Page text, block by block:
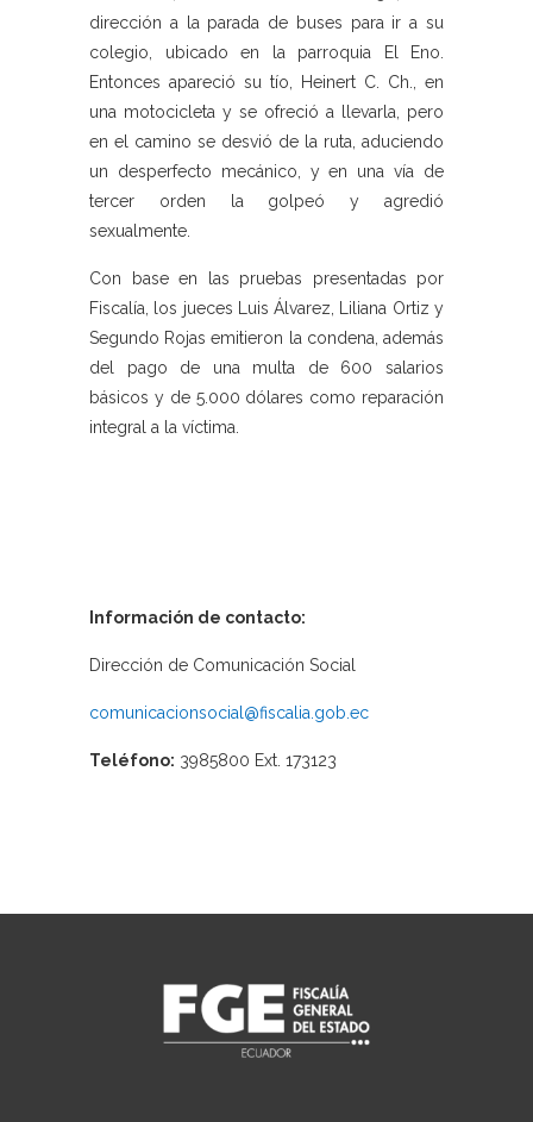
dirección a la parada de buses para ir a su
colegio, ubicado en la parroquia El Eno.
Entonces apareció su tío, Heinert C. Ch., en
una motocicleta y se ofreció a llevarla, pero
en el camino se desvió de la ruta, aduciendo
un desperfecto mecánico, y en una vía de
tercer orden la golpeó y agredió
sexualmente.
Con base en las pruebas presentadas por
Fiscalía, los jueces Luis Álvarez, Liliana Ortiz y
Segundo Rojas emitieron la condena, además
del pago de una multa de 600 salarios
básicos y de 5.000 dólares como reparación
integral a la víctima.
Información de contacto:
Dirección de Comunicación Social
comunicacionsocial@fiscalia.gob.ec
Teléfono: 3985800 Ext. 173123